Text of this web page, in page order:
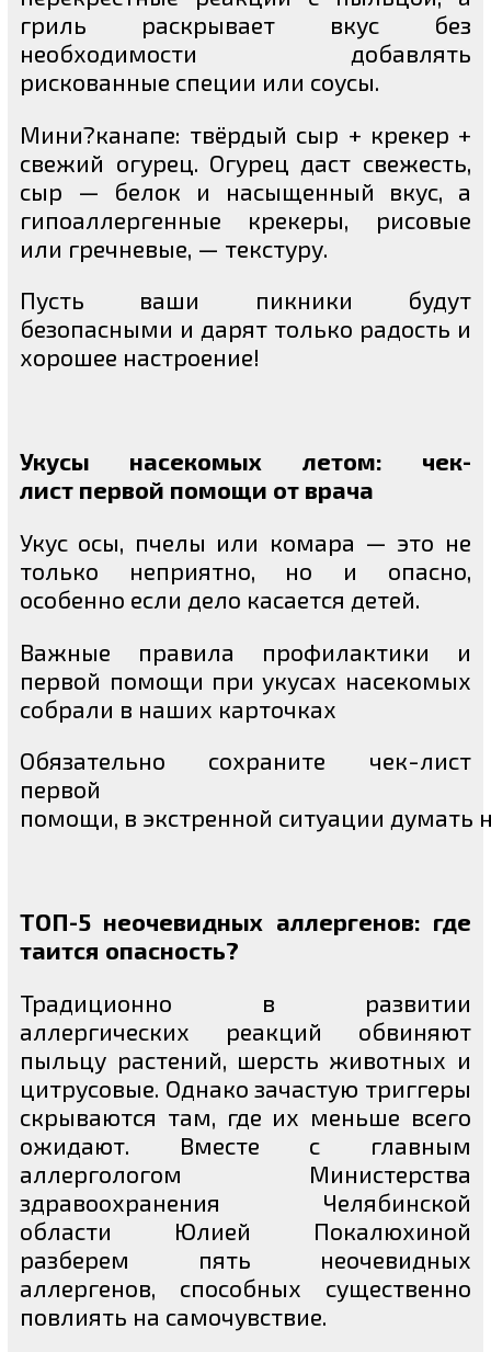
гриль раскрывает вкус без
необходимости добавлять
рискованные специи или соусы.
Мини?канапе: твёрдый сыр + крекер +
свежий огурец. Огурец даст свежесть,
сыр — белок и насыщенный вкус, а
гипоаллергенные крекеры, рисовые
или гречневые, — текстуру.
Пусть ваши пикники будут
безопасными и дарят только радость и
хорошее настроение!
Укусы насекомых летом: чек-
лист первой помощи от врача
Укус осы, пчелы или комара — это не
только неприятно, но и опасно,
особенно если дело касается детей.
Важные правила профилактики и
первой помощи при укусах насекомых
собрали в наших карточках
Обязательно сохраните чек-лист
первой
помощи, в экстренной ситуации думать
ТОП-5 неочевидных аллергенов: где
таится опасность?
Традиционно в развитии
аллергических реакций обвиняют
пыльцу растений, шерсть животных и
цитрусовые. Однако зачастую триггеры
скрываются там, где их меньше всего
ожидают. Вместе с главным
аллергологом Министерства
здравоохранения Челябинской
области Юлией Покалюхиной
разберем пять неочевидных
аллергенов, способных существенно
повлиять на самочувствие.